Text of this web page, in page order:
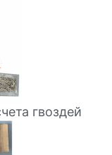
гвоздей